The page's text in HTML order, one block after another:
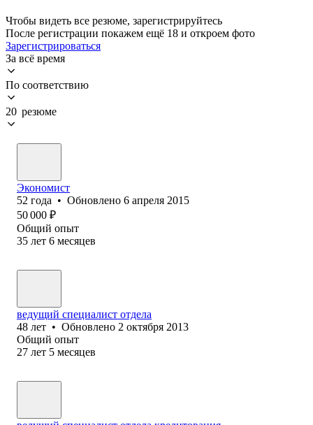
Чтобы видеть все резюме, зарегистрируйтесь
После регистрации покажем ещё 18 и откроем фото
Зарегистрироваться
За всё время
По соответствию
20 резюме
Экономист
52 года • Обновлено 6 апреля 2015
50 000 ₽
Общий опыт
35 лет 6 месяцев
ведущий специалист отдела
48 лет • Обновлено 2 октября 2013
Общий опыт
27 лет 5 месяцев